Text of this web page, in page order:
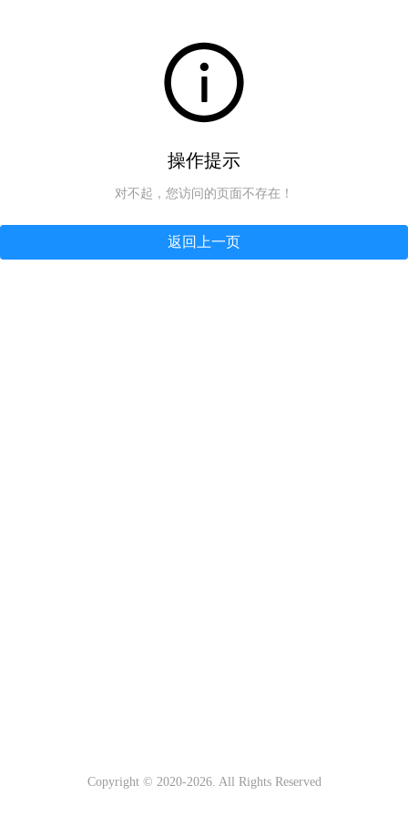
操作提示
对不起，您访问的页面不存在！
返回上一页
Copyright © 2020-2026. All Rights Reserved